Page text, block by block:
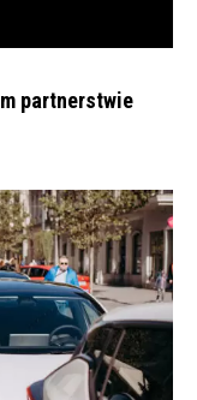
partnerstwie